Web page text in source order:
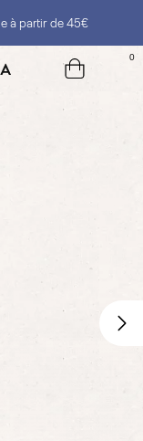
à partir de 45€
0